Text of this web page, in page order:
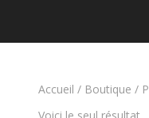
Accueil / Boutique /